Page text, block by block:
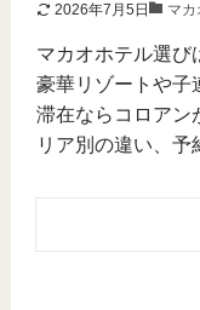
2026年7月5日 マカ
マカオホテル選び
豪華リゾートや子
滞在ならコロアン
リア別の違い、予